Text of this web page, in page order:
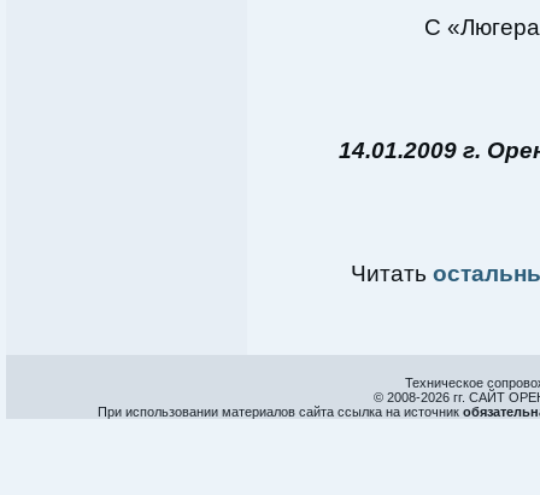
С
14.01.2009 г.
Читать
Техническое
© 2008-2026 гг. САЙТ
При использовании материалов сайта ссылка на источник